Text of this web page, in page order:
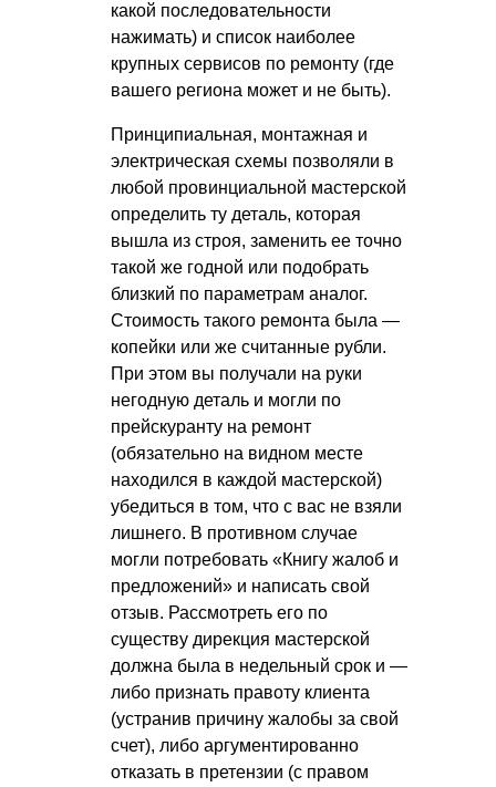
какой последовательности
нажимать) и список наиболее
крупных сервисов по ремонту (где
вашего региона может и не быть).
Принципиальная, монтажная и
электрическая схемы позволяли в
любой провинциальной мастерской
определить ту деталь, которая
вышла из строя, заменить ее точно
такой же годной или подобрать
близкий по параметрам аналог.
Стоимость такого ремонта была —
копейки или же считанные рубли.
При этом вы получали на руки
негодную деталь и могли по
прейскуранту на ремонт
(обязательно на видном месте
находился в каждой мастерской)
убедиться в том, что с вас не взяли
лишнего. В противном случае
могли потребовать «Книгу жалоб и
предложений» и написать свой
отзыв. Рассмотреть его по
существу дирекция мастерской
должна была в недельный срок и —
либо признать правоту клиента
(устранив причину жалобы за свой
счет), либо аргументированно
отказать в претензии (с правом